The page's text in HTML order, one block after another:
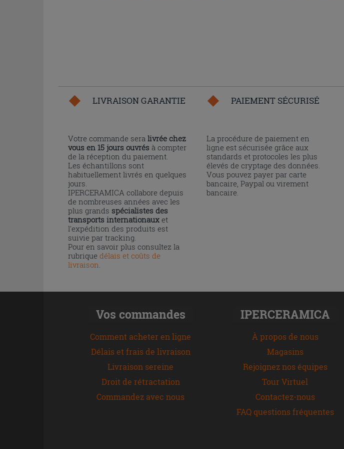
LIVRAISON GARANTIE
Votre commande sera livrée chez
vous en 15 jours ouvrés à compter
de la réception du paiement.
Les échantillons sont
habituellement livrés en quelques
jours.
IPERCERAMICA collabore depuis
de nombreuses années avec les
plus grands spécialistes des
transports internationaux et
l'expédition des produits est
suivie par tracking.
Pour en savoir plus consultez la
rubrique délais et coûts de
livraison.
PAIEMENT SÉCURISÉ
La procédure de paiement en
ligne est sécurisée grâce aux
standards et protocoles les plus
élevés de cryptage des données.
Vous pouvez payer par carte
bancaire, Paypal ou virement
bancaire.
Vos commandes
Comment acheter en ligne
Délais et frais de livraison
Livraison sereine
Droit de rétractation
Commandez avec nous
IPERCERAMICA
À propos de nous
Magasins
Rejoignez nos équipes
Tour Virtuel
Contactez-nous
FAQ questions fréquentes